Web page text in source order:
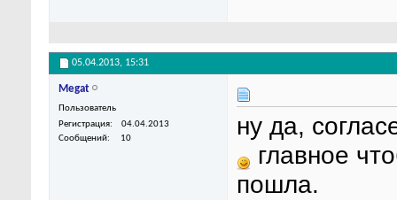
05.04.2013, 15:31
Megat
Пользователь
Регистрация
04.04.2013
Сообщений
10
ну да,
главное
пошла.